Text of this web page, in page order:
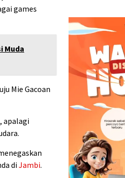
games
Muda
Mie Gacoan
apalagi
diJambi.